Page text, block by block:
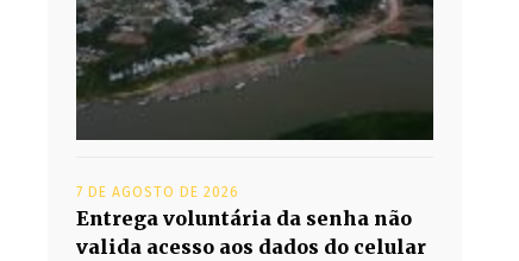
7 DE AGOSTO DE 2026
Entrega voluntária da senha não
valida acesso aos dados do celular